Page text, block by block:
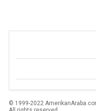
© 1999-2022